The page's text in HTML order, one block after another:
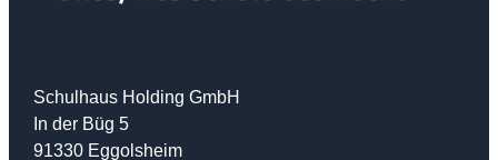
Schulhaus Holding GmbH
In der Büg 5
91330 Eggolsheim